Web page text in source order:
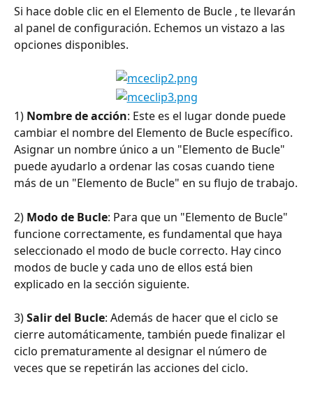
Si hace doble clic en el Elemento de Bucle , te llevarán
al panel de configuración. Echemos un vistazo a las
opciones disponibles.
1) Nombre de acción: Este es el lugar donde puede
cambiar el nombre del Elemento de Bucle específico.
Asignar un nombre único a un "Elemento de Bucle"
puede ayudarlo a ordenar las cosas cuando tiene
más de un "Elemento de Bucle" en su flujo de trabajo.
2) Modo de Bucle: Para que un "Elemento de Bucle"
funcione correctamente, es fundamental que haya
seleccionado el modo de bucle correcto. Hay cinco
modos de bucle y cada uno de ellos está bien
explicado en la sección siguiente.
3) Salir del Bucle: Además de hacer que el ciclo se
cierre automáticamente, también puede finalizar el
ciclo prematuramente al designar el número de
veces que se repetirán las acciones del ciclo.